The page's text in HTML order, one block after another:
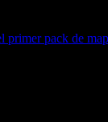
primer pack de